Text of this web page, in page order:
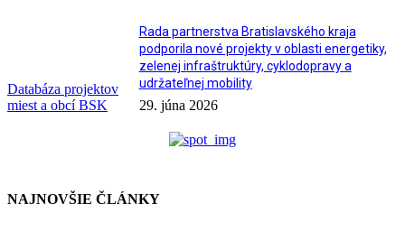
Databáza projektov
miest a obcí BSK
Rada partnerstva Bratislavského kraja
podporila nové projekty v oblasti energetiky,
zelenej infraštruktúry, cyklodopravy a
udržateľnej mobility
29. júna 2026
NAJNOVŠIE ČLÁNKY